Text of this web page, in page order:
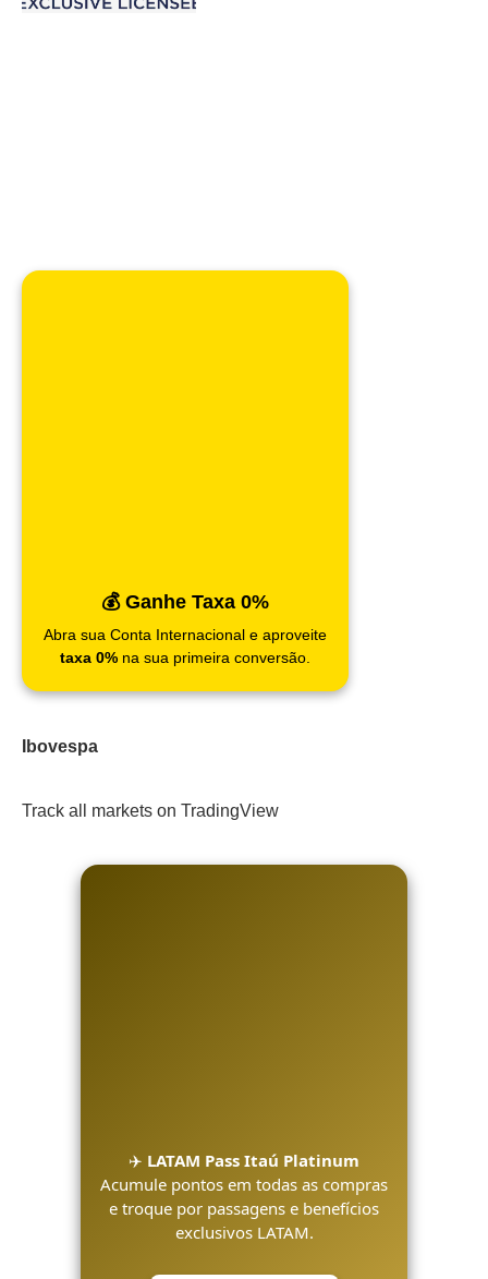
💰 Ganhe Taxa 0%
Abra sua Conta Internacional e aproveite
taxa 0% na sua primeira conversão.
Ibovespa
Track all markets on TradingView
✈️ LATAM Pass Itaú Platinum
Acumule pontos em todas as compras
e troque por passagens e benefícios
exclusivos LATAM.